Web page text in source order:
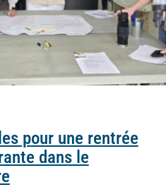
pour une rentrée
dans le